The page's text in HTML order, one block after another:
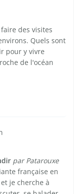
des visites
Quels sont
pour y vivre
de l'océan
par Patarouxe
française en
je cherche à